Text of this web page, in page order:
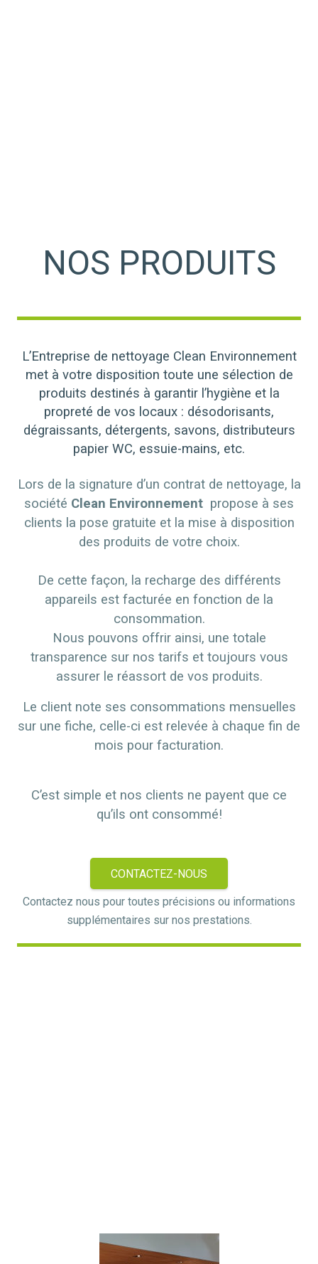
NOS PRODUITS
L’Entreprise de nettoyage Clean Environnement
met à votre disposition toute une sélection de
produits destinés à garantir l’hygiène et la
propreté de vos locaux : désodorisants,
dégraissants, détergents, savons, distributeurs
papier WC, essuie-mains, etc.
Lors de la signature d’un contrat de nettoyage, la
société Clean Environnement propose à ses
clients la pose gratuite et la mise à disposition
des produits de votre choix.
De cette façon, la recharge des différents
appareils est facturée en fonction de la
consommation.
Nous pouvons offrir ainsi, une totale
transparence sur nos tarifs et toujours vous
assurer le réassort de vos produits.
Le client note ses consommations mensuelles
sur une fiche, celle-ci est relevée à chaque fin de
mois pour facturation.
C’est simple et nos clients ne payent que ce
qu’ils ont consommé!
CONTACTEZ-NOUS
Contactez nous pour toutes précisions ou informations
supplémentaires sur nos prestations.